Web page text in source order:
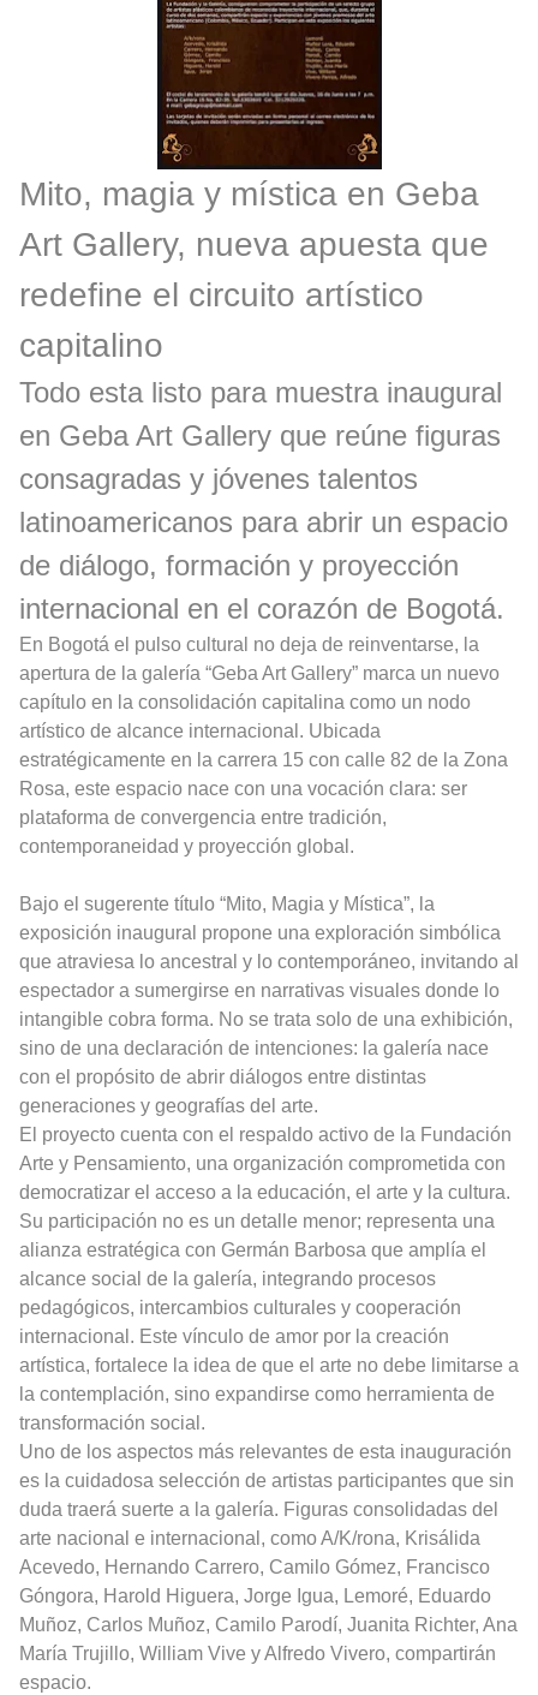
Mito, magia y mística en Geba
Art Gallery, nueva apuesta que
redefine el circuito artístico
capitalino
Todo esta listo para muestra inaugural
en Geba Art Gallery que reúne figuras
consagradas y jóvenes talentos
latinoamericanos para abrir un espacio
de diálogo, formación y proyección
internacional en el corazón de Bogotá.
En Bogotá el pulso cultural no deja de reinventarse, la
apertura de la galería “Geba Art Gallery” marca un nuevo
capítulo en la consolidación capitalina como un nodo
artístico de alcance internacional. Ubicada
estratégicamente en la carrera 15 con calle 82 de la Zona
Rosa, este espacio nace con una vocación clara: ser
plataforma de convergencia entre tradición,
contemporaneidad y proyección global.
Bajo el sugerente título “Mito, Magia y Mística”, la
exposición inaugural propone una exploración simbólica
que atraviesa lo ancestral y lo contemporáneo, invitando al
espectador a sumergirse en narrativas visuales donde lo
intangible cobra forma. No se trata solo de una exhibición,
sino de una declaración de intenciones: la galería nace
con el propósito de abrir diálogos entre distintas
generaciones y geografías del arte.
El proyecto cuenta con el respaldo activo de la Fundación
Arte y Pensamiento, una organización comprometida con
democratizar el acceso a la educación, el arte y la cultura.
Su participación no es un detalle menor; representa una
alianza estratégica con Germán Barbosa que amplía el
alcance social de la galería, integrando procesos
pedagógicos, intercambios culturales y cooperación
internacional. Este vínculo de amor por la creación
artística, fortalece la idea de que el arte no debe limitarse a
la contemplación, sino expandirse como herramienta de
transformación social.
Uno de los aspectos más relevantes de esta inauguración
es la cuidadosa selección de artistas participantes que sin
duda traerá suerte a la galería. Figuras consolidadas del
arte nacional e internacional, como A/K/rona, Krisálida
Acevedo, Hernando Carrero, Camilo Gómez, Francisco
Góngora, Harold Higuera, Jorge Igua, Lemoré, Eduardo
Muñoz, Carlos Muñoz, Camilo Parodí, Juanita Richter, Ana
María Trujillo, William Vive y Alfredo Vivero, compartirán
espacio.